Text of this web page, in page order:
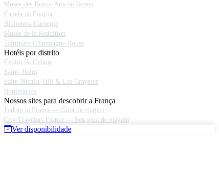
Musée des Beaux-Arts de Reims
Capela de Foujita
Biblioteca Carnegie
Musée de la Reddition
Taittinger Champagne House
Hotéis por distrito
Centro da Cidade
Saint- Remi
Saint-Nicaise Hill & Les Crayères
Boulingrina
Nossos sites para descobrir a França
J'adore la France — Guia de viagem
City Travelers France — Seu guia de viagem
Ver disponibilidade